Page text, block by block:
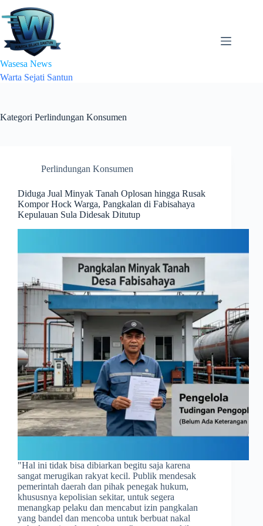
to
content
Wasesa News
Warta Sejati Santun
Kategori Perlindungan Konsumen
Perlindungan Konsumen
Diduga Jual Minyak Tanah Oplosan hingga Rusak
Kompor Hock Warga, Pangkalan di Fabisahaya
Kepulauan Sula Didesak Ditutup
​"Hal ini tidak bisa dibiarkan begitu saja karena
sangat merugikan rakyat kecil. Publik mendesak
pemerintah daerah dan pihak penegak hukum,
khususnya kepolisian sekitar, untuk segera
menangkap pelaku dan mencabut izin pangkalan
yang bandel dan mencoba untuk berbuat nakal